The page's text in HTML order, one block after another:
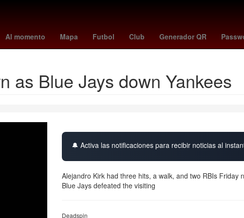
Al momento Mapa Futbol Club Generador QR
gema la casa de los famosos luna llena de ciervo luciano darderi gold
as Blue Jays down Yankees
🔔 Activa las notificaciones para recibir noticias al
Alejandro Kirk had three hits, a walk, and two RBIs
Blue Jays defeated the visiting
Deadspin